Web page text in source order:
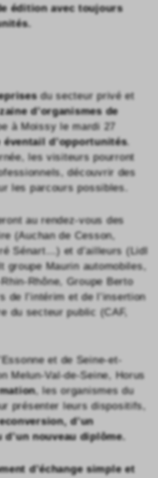
édition avec toujours
du secteur privé et
d’organismes de
à Moissy le mardi 27
éventail d’opportunités.
les visiteurs pourront
découvrir des
les parcours possibles.
au rendez-vous des
(Auchan de Cesson,
Sénart…) et d’ailleurs (Lidl
groupe Maurin automobiles,
Rhône, Groupe Berto
de l’intérim et de l’insertion
du secteur public (CAF,
et de Seine-et-
Melun-Val-de-Seine, Horus
, les organismes du
présenter leurs dispositifs,
d’un
nouveau diplôme.
d’échange simple et